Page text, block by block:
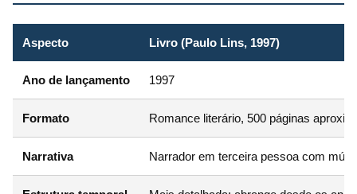
Aspecto Livro (Paulo Lins, 1997)
Ano de lançamento 1997
Formato Romance literário, 500 páginas
Narrativa Narrador em terceira pessoa com